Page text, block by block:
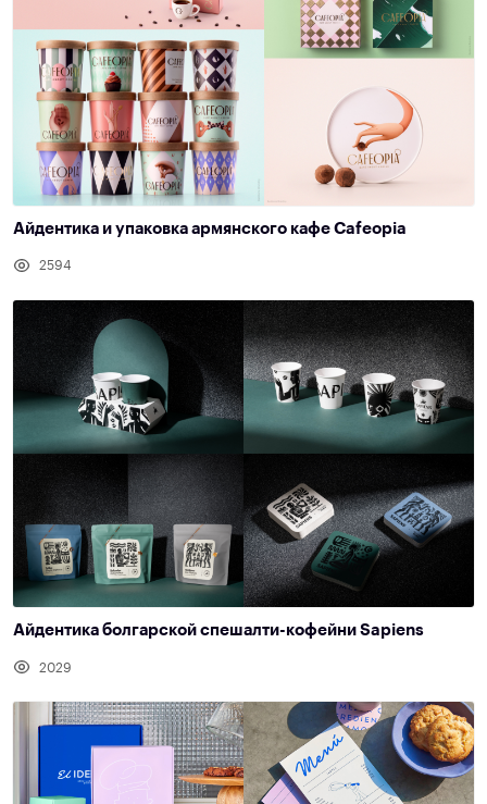
Айдентика и упаковка армянского кафе Cafeopia
2594
Айдентика болгарской спешалти-кофейни Sapiens
2029